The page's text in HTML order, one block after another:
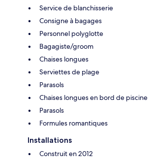
Service de blanchisserie
Consigne à bagages
Personnel polyglotte
Bagagiste/groom
Chaises longues
Serviettes de plage
Parasols
Chaises longues en bord de piscine
Parasols
Formules romantiques
Installations
Construit en 2012